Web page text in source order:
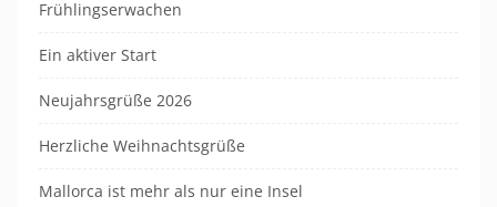
Frühlingserwachen
Ein aktiver Start
Neujahrsgrüße 2026
Herzliche Weihnachtsgrüße
Mallorca ist mehr als nur eine Insel